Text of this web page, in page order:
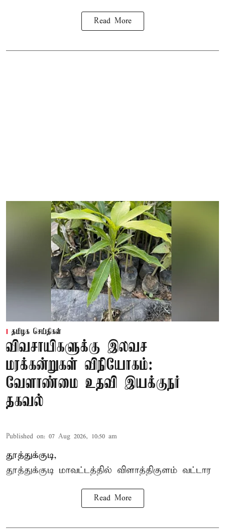
Read More
தமிழக செய்திகள்
விவசாயிகளுக்கு இலவச
மரக்கன்றுகள் விநியோகம்:
வேளாண்மை உதவி இயக்குநர்
தகவல்
Published on: 07 Aug 2026, 10:50 am
தூத்துக்குடி,
தூத்துக்குடி மாவட்டத்தில் விளாத்திகுளம் வட்டார
Read More